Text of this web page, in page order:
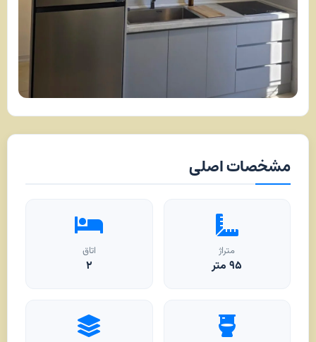
مشخصات اصلی
متراژ
۹۵متر
اتاق
۲